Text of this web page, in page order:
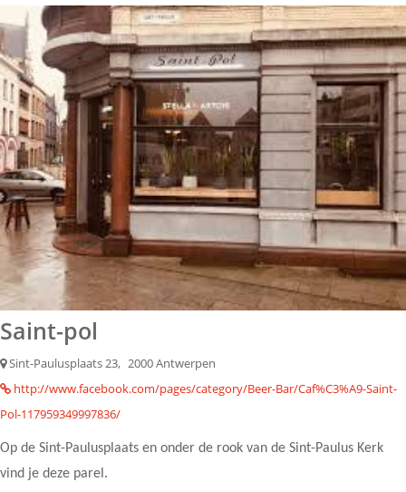
Saint-pol
Sint-Paulusplaats 23, 2000 Antwerpen
http://www.facebook.com/pages/category/Beer-Bar/Caf%C3%A9-Saint-
Pol-117959349997836/
Op de Sint-Paulusplaats en onder de rook van de Sint-Paulus Kerk
vind je deze parel.